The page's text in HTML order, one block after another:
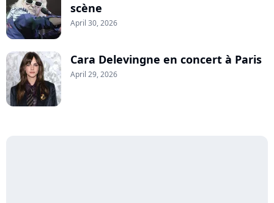
scène
April 30, 2026
Cara Delevingne en concert à Paris
April 29, 2026